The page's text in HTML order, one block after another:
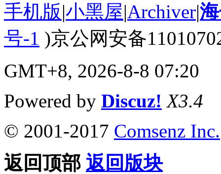
手机版|小黑屋|Archiver|
号-1 )京公网安备
GMT+8, 2026-8-8 07:20
Powered by Discuz! X3.4
© 2001-2017 Comsenz Inc.
返回顶部 返回版块